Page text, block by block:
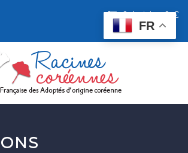
0 Article 0 €
FR